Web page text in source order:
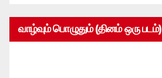
வாழ்வும் பொழுதும் (தினம் ஒரு படம்)